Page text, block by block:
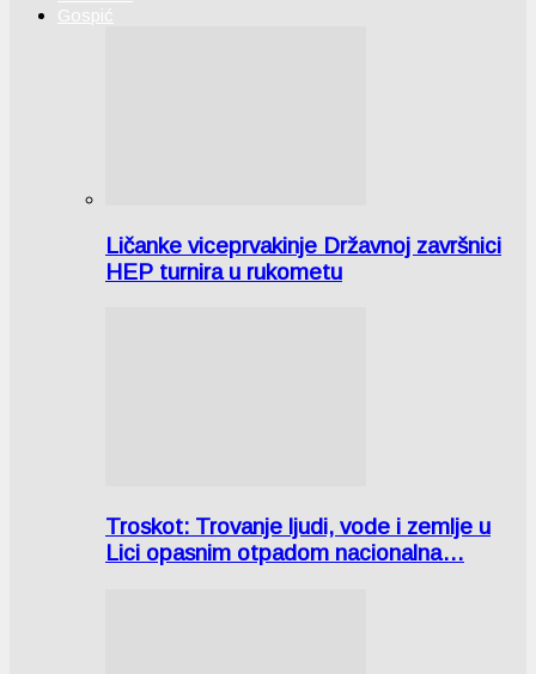
Gospić
Ličanke viceprvakinje Državnoj završnici
HEP turnira u rukometu
Troskot: Trovanje ljudi, vode i zemlje u
Lici opasnim otpadom nacionalna…